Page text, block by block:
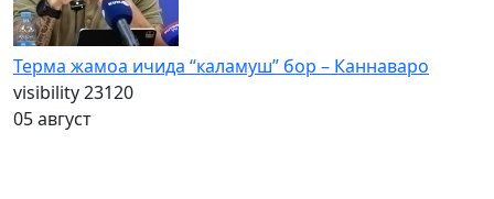
Терма жамоа ичида “каламуш” бор – Каннаваро
visibility23120
05 август